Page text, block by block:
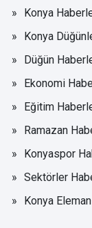
Konya
Konya
Düğün
Ekonomi
Eğitim
Ramazan
Konyaspor
Sektörler
Konya